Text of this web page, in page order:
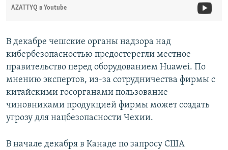
AZATTYQ в Youtube
В декабре чешские органы надзора над
кибербезопасностью предостерегли местное
правительство перед оборудованием Huawei. По
мнению экспертов, из-за сотрудничества фирмы с
китайскими госорганами пользование
чиновниками продукцией фирмы может создать
угрозу для нацбезопасности Чехии.
В начале декабря в Канаде по запросу США